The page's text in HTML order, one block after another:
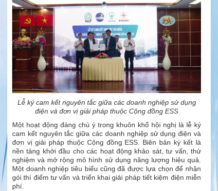
Lễ ký cam kết nguyên tắc giữa các doanh nghiệp sử dụng
điện và đơn vị giải pháp thuộc Cộng đồng ESS
Một hoạt động đáng chú ý trong khuôn khổ hội nghị là lễ ký
cam kết nguyên tắc giữa các doanh nghiệp sử dụng điện và
đơn vị giải pháp thuộc Cộng đồng ESS. Biên bản ký kết là
nền tảng khởi đầu cho các hoạt động khảo sát, tư vấn, thử
nghiệm và mở rộng mô hình sử dụng năng lượng hiệu quả.
Một doanh nghiệp tiêu biểu cũng đã được lựa chọn để nhận
gói thí điểm tư vấn và triển khai giải pháp tiết kiệm điện miễn
phí.